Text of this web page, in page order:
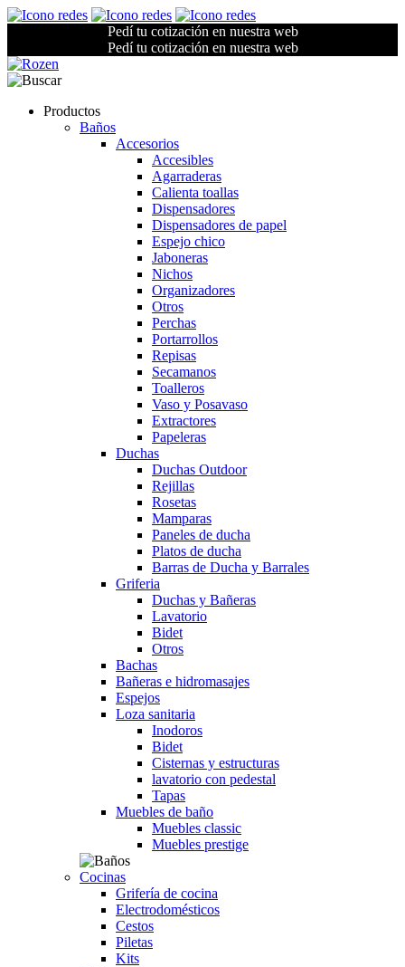
Pedí tu cotización en nuestra web
Pedí tu cotización en nuestra web
Productos
Baños
Accesorios
Accesibles
Agarraderas
Calienta toallas
Dispensadores
Dispensadores de papel
Espejo chico
Jaboneras
Nichos
Organizadores
Otros
Perchas
Portarrollos
Repisas
Secamanos
Toalleros
Vaso y Posavaso
Extractores
Papeleras
Duchas
Duchas Outdoor
Rejillas
Rosetas
Mamparas
Paneles de ducha
Platos de ducha
Barras de Ducha y Barrales
Griferia
Duchas y Bañeras
Lavatorio
Bidet
Otros
Bachas
Bañeras e hidromasajes
Espejos
Loza sanitaria
Inodoros
Bidet
Cisternas y estructuras
lavatorio con pedestal
Tapas
Muebles de baño
Muebles classic
Muebles prestige
Cocinas
Grifería de cocina
Electrodomésticos
Cestos
Piletas
Kits